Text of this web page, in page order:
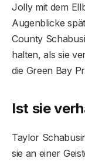
Jolly mit dem
Augenblicke
County
halten, als sie
die Green Bay
Ist sie
Taylor
sie an einer